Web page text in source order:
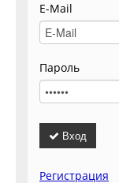
E-Mail
Пароль
Вход
Регистрация